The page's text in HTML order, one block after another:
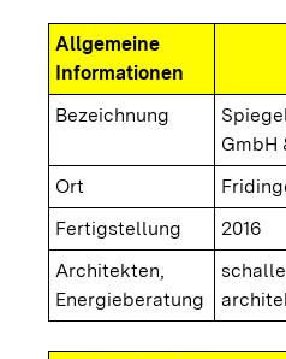
Allgemeine
Informationen
Bezeichnung
GmbH
Ort
Fertigstellung
2016
Architekten,
Energieberatung